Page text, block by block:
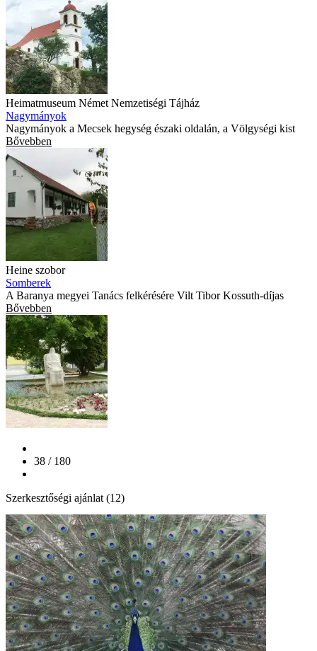
Heimatmuseum Német Nemzetiségi Tájház
Nagymányok
Nagymányok a Mecsek hegység északi oldalán, a Völgységi kist
Bővebben
Heine szobor
Somberek
A Baranya megyei Tanács felkérésére Vilt Tibor Kossuth-díjas
Bővebben
38 / 180
Szerkesztőségi ajánlat (12)